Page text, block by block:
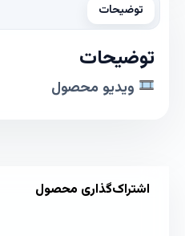
توضیحات
توضیحات
ویدیو محصول
اشتراک‌گذاری محصول